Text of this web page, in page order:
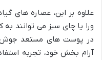
علاوه بر این، عصاره های
ورا یا چای سبز می توانند
در پوست های مستعد
آرام بخش خود، تجربه